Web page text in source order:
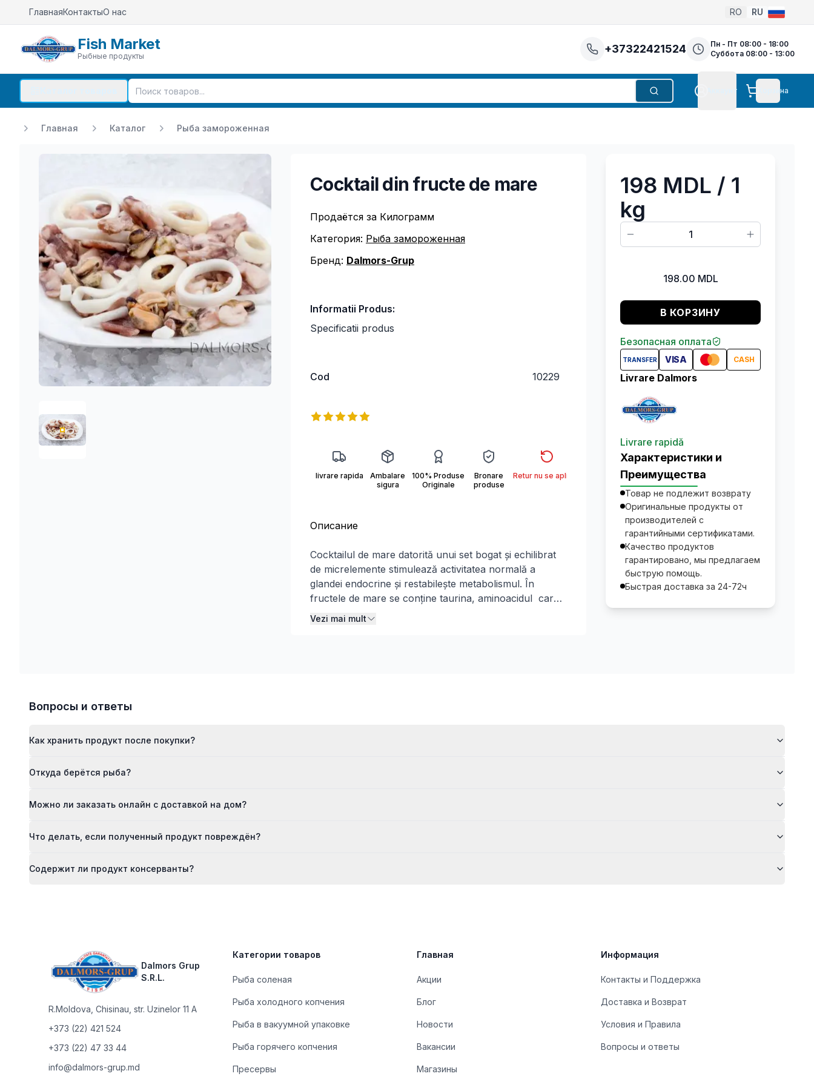
ГлавнаяКонтактыО нас RO RU
Fish Market
Рыбные продукты
+37322421524
Пн - Пт 08:00 - 18:00
Суббота 08:00 - 13:00
Поиск Аккаунт
Аккаунт Корзина
Главная Каталог Рыба замороженная
1757071804858-739351E6D241555C969B05E02114DC66.JFIF
Cocktail din fructe de mare
Продаётся за Килограмм
Категория: Рыба замороженная
Бренд: Dalmors-Grup
Informatii Produs:
Specificatii produs
Cod 10229
Информация о продукте
Reviews
5out of 5 stars
livrare rapida
Ambalare
sigura
100% Produse
Originale
Bronare
produse
Retur nu se aplica*
Описание
Descriere
Cocktailul de mare datorită unui set bogat și echilibrat
de micrelemente stimulează activitatea normală a
glandei endocrine și restabilește metabolismul. În
fructele de mare se conține taurina, aminoacidul care
reglează tensiunea arterială și nivelul zahărului în sînge.
Vezi mai mult
198 MDL / 1
kg
1
198.00 MDL
В КОРЗИНУ
Безопасная оплата
TRANSFER VISA CASH
Livrare Dalmors
Livrare rapidă
Характеристики и
Преимущества
Товар не подлежит возврату
Оригинальные продукты от
производителей с
гарантийными сертификатами.
Качество продуктов
гарантировано, мы предлагаем
быструю помощь.
Быстрая доставка за 24-72ч
Вопросы и ответы
Как хранить продукт после покупки?
Откуда берётся рыба?
Можно ли заказать онлайн с доставкой на дом?
Что делать, если полученный продукт повреждён?
Содержит ли продукт консерванты?
Dalmors Grup
S.R.L.
R.Moldova Chisinau, str. Uzinelor 11 A
+373 (22) 421 524
+373 (22) 47 33 44
info@dalmors-grup.md
Категории товаров
Рыба соленая
Рыба холодного копчения
Рыба в вакуумной упаковке
Рыба горячего копчения
Пресервы
Главная
Акции
Блог
Новости
Вакансии
Магазины
Информация
Контакты и Поддержка
Доставка и Возврат
Условия и Правила
Вопросы и ответы